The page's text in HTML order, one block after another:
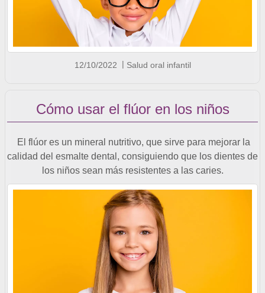
12/10/2022 Salud oral infantil
Cómo usar el flúor en los niños
El flúor es un mineral nutritivo, que sirve para mejorar la
calidad del esmalte dental, consiguiendo que los dientes de
los niños sean más resistentes a las caries.